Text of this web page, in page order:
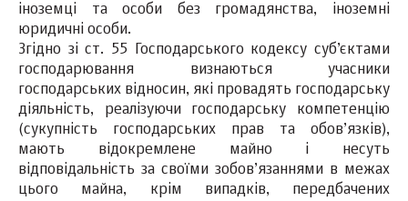
іноземці та особи без громадянства, іноземні
юридичні особи.
Згідно зі ст. 55 Господарського кодексу cуб’єктами
господарювання визнаються учасники
господарських відносин, які провадять господарську
діяльність, реалізуючи господарську компетенцію
(сукупність господарських прав та обов’язків),
мають відокремлене майно і несуть
відповідальність за своїми зобов’язаннями в межах
цього майна, крім випадків, передбачених